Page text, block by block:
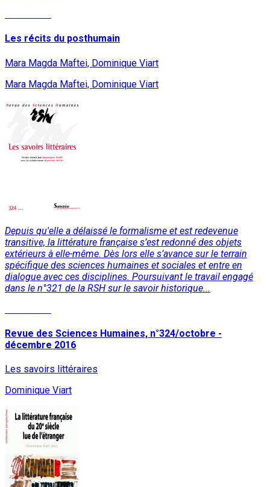
Les récits du posthumain
Mara Magda Maftei, Dominique Viart
Mara Magda Maftei, Dominique Viart
Depuis qu'elle a délaissé le formalisme et est redevenue
transitive, la littérature française s’est redonné des objets
extérieurs à elle-même. Dès lors elle s’avance sur le terrain
spécifique des sciences humaines et sociales et entre en
dialogue avec ces disciplines. Poursuivant le travail engagé
dans le n°321 de la RSH sur le savoir historique...
Revue des Sciences Humaines, n°324/octobre -
décembre 2016
Les savoirs littéraires
Dominique Viart